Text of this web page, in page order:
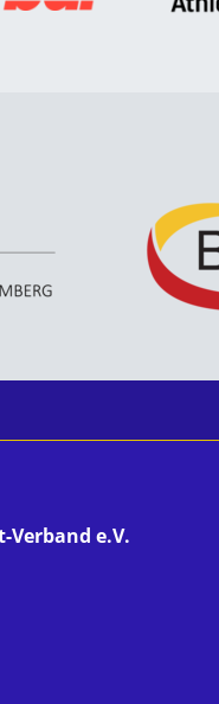
Verband e.V.